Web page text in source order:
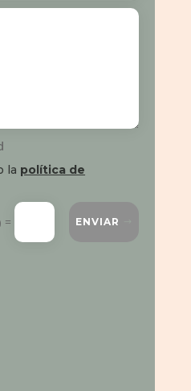
la política de
= ENVIAR